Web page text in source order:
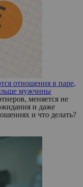
отношения в паре,
мужчины
меняется не
и даже
и что делать?